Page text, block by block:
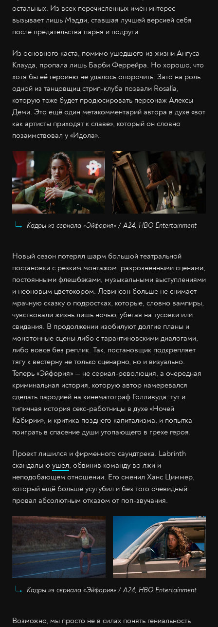
остальных. Из всех перечисленных имён интерес
вызывает лишь Мэдди, ставшая лучшей версией себя
после предательства парня и подруги.
Из основного каста, помимо ушедшего из жизни Ангуса
Клауда, пропала лишь Барби Феррейра. Но хорошо, что
хотя бы её героиню не удалось опорочить. Зато на роль
одной из танцовщиц стрип-клуба позвали Rosalía,
которую тоже будет продюсировать персонаж Алексы
Деми. Это ещё один метакомментарий автора в духе «вот
как артисты приходят к славе», который он словно
позаимствовал у «Идола».
Кадры из сериала «Эйфория» / А24, HBO Entertainment
Новый сезон потерял шарм большой театральной
постановки с резким монтажом, разрозненными сценами,
постоянными флешбэками, музыкальными выступлениями
и неоновым цветокором. Левинсон больше не снимает
мрачную сказку о подростках, которые, словно вампиры,
чувствовали жизнь лишь ночью, убегая на тусовки или
свидания. В продолжении изобилуют долгие планы и
монотонные сцены либо с тарантиновскими диалогами,
либо вовсе без реплик. Так, постановщик подкрепляет
тягу к вестерну не только сценарно, но и визуально.
Теперь «Эйфория» — не сериал-революция, а очередная
криминальная история, которую автор намеревался
сделать пародией на кинематограф Голливуда: тут и
типичная история секс-работницы в духе «Ночей
Кабирии», и критика позднего капитализма, и попытка
поиграть в спасение души утопающего в грехе героя.
Проект лишился и фирменного саундтрека. Labrinth
скандально ушёл, обвинив команду во лжи и
неподобающем отношении. Его сменил Ханс Циммер,
который ещё больше усугубил и без того очевидный
провал абсолютным отказом от поп-звучания.
Кадры из сериала «Эйфория» / А24, HBO Entertainment
Возможно, мы просто не в силах понять гениальность